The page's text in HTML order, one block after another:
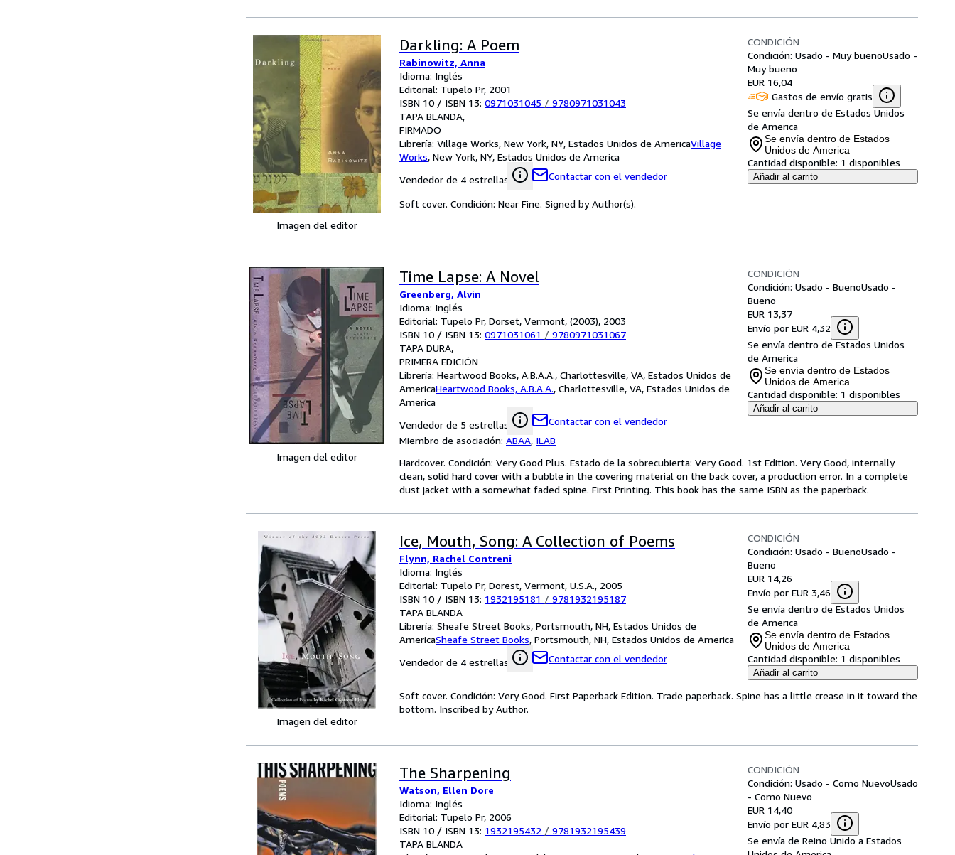
Imagen del editor
Darkling: A Poem
Rabinowitz, Anna
Idioma: Inglés
Editorial: Tupelo Pr, 2001
ISBN 10 / ISBN 13: 0971031045 / 9780971031043
TAPA BLANDA
FIRMADO
Librería: Village Works, New York, NY, Estados Unidos de AmericaVillage
Works, New York, NY, Estados Unidos de America
Vendedor de 4 estrellas
Contactar con el vendedor
CONDICIÓN
Condición: Usado - Muy buenoUsado -
Muy bueno
EUR 16,04
Gastos de envío gratis
Se envía dentro de Estados Unidos
de America
Se envía dentro de Estados
Unidos de America
Cantidad disponible: 1 disponibles
Añadir al carrito
Soft cover. Condición: Near Fine. Signed by Author(s).
Imagen del editor
Time Lapse: A Novel
Greenberg, Alvin
Idioma: Inglés
Editorial: Tupelo Pr, Dorset, Vermont, (2003), 2003
ISBN 10 / ISBN 13: 0971031061 / 9780971031067
TAPA DURA
PRIMERA EDICIÓN
Librería: Heartwood Books, A.B.A.A., Charlottesville, VA, Estados Unidos de
AmericaHeartwood Books, A.B.A.A., Charlottesville, VA, Estados Unidos de
America
Vendedor de 5 estrellas
Contactar con el vendedor
Miembro de asociación: ABAA, ILAB
CONDICIÓN
Condición: Usado - BuenoUsado -
Bueno
EUR 13,37
Envío por EUR 4,32
Se envía dentro de Estados Unidos
de America
Se envía dentro de Estados
Unidos de America
Cantidad disponible: 1 disponibles
Añadir al carrito
Hardcover. Condición: Very Good Plus. Estado de la sobrecubierta: Very Good. 1st Edition. Very Good, internally
clean, solid hard cover with a bubble in the covering material on the back cover, a production error. In a complete
dust jacket with a somewhat faded spine. First Printing. This book has the same ISBN as the paperback.
Imagen del editor
Ice, Mouth, Song: A Collection of Poems
Flynn, Rachel Contreni
Idioma: Inglés
Editorial: Tupelo Pr, Dorest, Vermont, U.S.A., 2005
ISBN 10 / ISBN 13: 1932195181 / 9781932195187
TAPA BLANDA
Librería: Sheafe Street Books, Portsmouth, NH, Estados Unidos de
AmericaSheafe Street Books, Portsmouth, NH, Estados Unidos de America
Vendedor de 4 estrellas
Contactar con el vendedor
CONDICIÓN
Condición: Usado - BuenoUsado -
Bueno
EUR 14,26
Envío por EUR 3,46
Se envía dentro de Estados Unidos
de America
Se envía dentro de Estados
Unidos de America
Cantidad disponible: 1 disponibles
Añadir al carrito
Soft cover. Condición: Very Good. First Paperback Edition. Trade paperback. Spine has a little crease in it toward the
bottom. Inscribed by Author.
The Sharpening
Watson, Ellen Dore
Idioma: Inglés
Editorial: Tupelo Pr, 2006
ISBN 10 / ISBN 13: 1932195432 / 9781932195439
TAPA BLANDA
CONDICIÓN
Condición: Usado - Como NuevoUsado
- Como Nuevo
EUR 14,40
Envío por EUR 4,83
Se envía de Reino Unido a Estados